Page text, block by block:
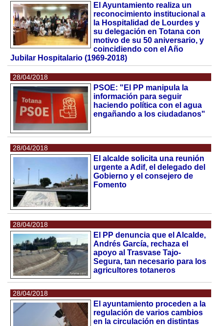
El Ayuntamiento realiza un
reconocimiento institucional a
la Hospitalidad de Lourdes y
su delegación en Totana con
motivo de su 50 aniversario, y
coincidiendo con el Año
Jubilar Hospitalario (1969-2018)
28/04/2018
PSOE: "El PP manipula la
información para seguir
haciendo política con el agua
engañando a los ciudadanos"
28/04/2018
El alcalde solicita una reunión
urgente a Adif, el delegado del
Gobierno y el consejero de
Fomento
28/04/2018
El PP denuncia que el Alcalde,
Andrés García, rechaza el
apoyo al Trasvase Tajo-
Segura, tan necesario para los
agricultores totaneros
28/04/2018
El ayuntamiento proceden a la
regulación de varios cambios
en la circulación en distintas